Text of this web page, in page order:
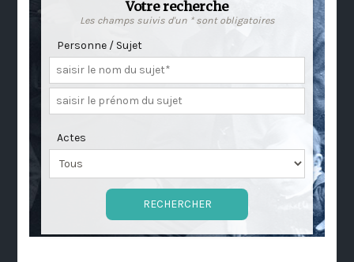
Votre recherche
Les champs suivis d'un * sont obligatoires
Personne / Sujet
Actes